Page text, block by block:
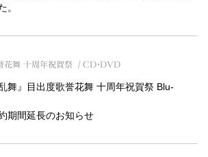
。
花舞 十周年祝賀祭 CD・DVD
舞』目出度歌誉花舞 十周年祝賀祭 Blu-
期間延長のお知らせ